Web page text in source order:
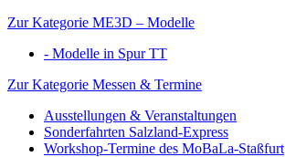
Zur Kategorie ME3D – Modelle
- Modelle in Spur TT
Zur Kategorie Messen & Termine
Ausstellungen & Veranstaltungen
Sonderfahrten Salzland-Express
Workshop-Termine des MoBaLa-Staßfurt